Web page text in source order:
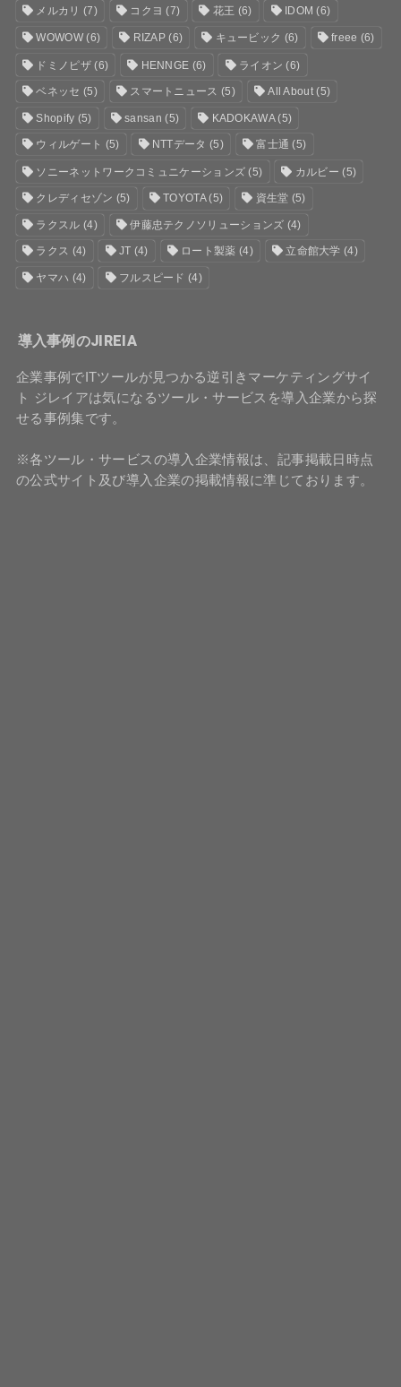
メルカリ (7) コクヨ (7) 花王 (6) IDOM (6)
WOWOW(6) RIZAP (6) キュービック (6) freee (6)
ドミノピザ(6) HENNGE (6) ライオン (6)
ベネッセ (5) スマートニュース (5) All About(5)
Shopify (5) sansan (5) KADOKAWA(5)
ウィルゲート (5) NTTデータ (5) 富士通 (5)
ソニーネットワークコミュニケーションズ (5) カルビー (5)
クレディセゾン (5) TOYOTA(5) 資生堂 (5)
ラクスル (4) 伊藤忠テクノソリューションズ (4)
ラクス (4) JT (4) ロート製薬 (4) 立命館大学 (4)
ヤマハ (4) フルスピード (4)
導入事例のJIREIA
企業事例でITツールが見つかる逆引きマーケティングサイ
ト ジレイアは気になるツール・サービスを導入企業から探
せる事例集です。
※各ツール・サービスの導入企業情報は、記事掲載日時点
の公式サイト及び導入企業の掲載情報に準じております。